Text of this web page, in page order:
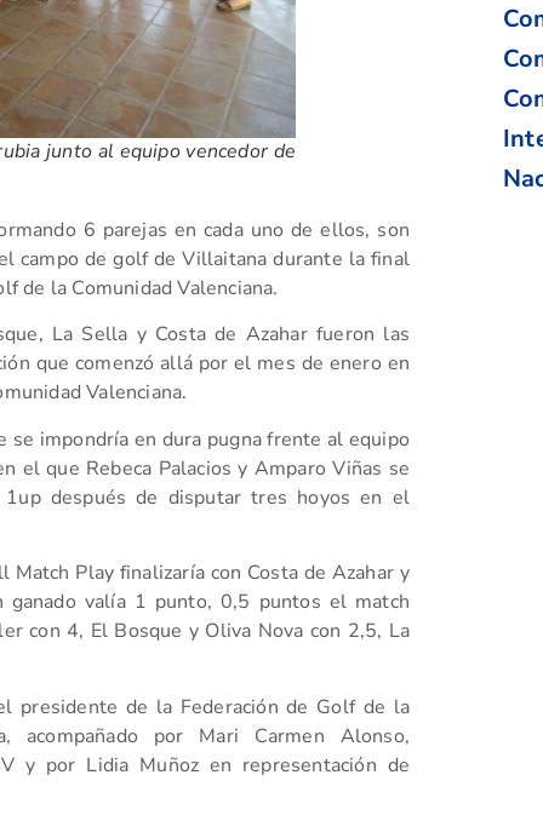
junto al equipo vencedor de
6 parejas en cada uno de ellos, son
campo de golf de Villaitana durante la final
de la Comunidad Valenciana.
La Sella y Costa de Azahar fueron las
que comenzó allá por el mes de enero en
Valenciana.
se impondría en dura pugna frente al equipo
el que Rebeca Palacios y Amparo Viñas se
después de disputar tres hoyos en el
Play finalizaría con Costa de Azahar y
ganado valía 1 punto, 0,5 puntos el match
con 4, El Bosque y Oliva Nova con 2,5, La
presidente de la Federación de Golf de la
acompañado por Mari Carmen Alonso,
y por Lidia Muñoz en representación de